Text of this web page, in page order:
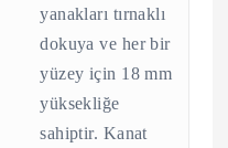
yanakları tırnaklı
dokuya ve her bir
yüzey için 18 mm
yüksekliğe
sahiptir. Kanat